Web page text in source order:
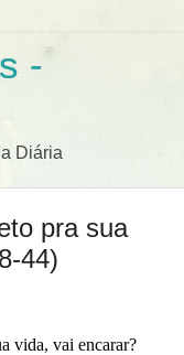
-
Diária
pra sua
44)
vida, vai encarar?